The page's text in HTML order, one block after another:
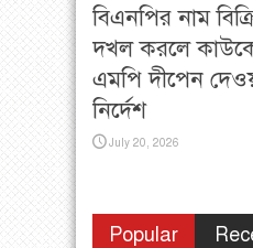
বিএনপির নাম
দখল করলে
এমপি দীপেন
নির্দেশ
July 20, 2026
Popular